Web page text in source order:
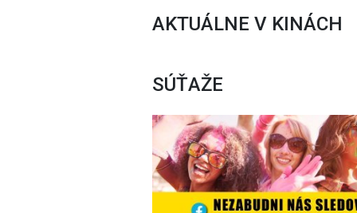
AKTUÁLNE V KINÁCH
SÚŤAŽE